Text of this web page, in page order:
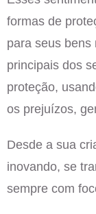
formas de
para seus bens
principais dos
proteção,
os prejuízos,
Desde a sua
inovando, se
sempre com